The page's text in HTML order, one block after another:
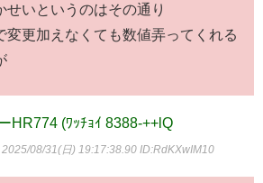
せいというのはその通り
変更加えなくても数値弄ってくれる
HR774 (ﾜｯﾁｮｲ 8388-++lQ
2025/08/31(日) 19:17:38.90 ID:RdKXwIM10